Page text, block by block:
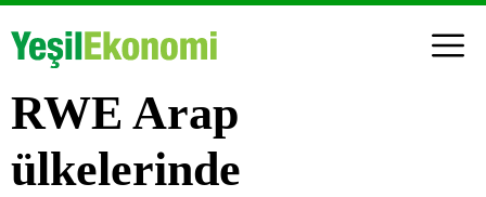
RWE Arap
ülkelerinde